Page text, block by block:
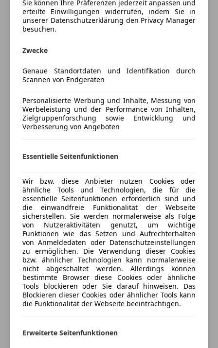
LED-Scheinwerfer
Müdigkeitswarnsystem
Servolenkung
Tagfahrlicht
Extras
Alufelgen
telefonische Auskünfte unter 03112/5011, 0664/125
93 83 - Hr. Robert Gollner, 0664/437 65 09 - Hr. Werner
Gstättner. www.autoseidl.at - über 300 Fahrzeuge
Mehr anzeigen
Versicherung
anpassen
Freischaden-Gutschein ab Stufe 0
Auto einfach online versichern & Rabatt holen
Jetzt berechnen
Verkäufer Händler
Autohaus Seidl GmbH
Sternebewertung 4.5 von 5
(89% Weiterempfehlungen)
Sie können Ihre Präferenzen jederzeit anpassen und
erteilte Einwilligungen widerrufen, indem Sie in
unserer Datenschutzerklärung den Privacy Manager
besuchen.
Zwecke
Genaue Standortdaten und Identifikation durch
Scannen von Endgeräten
Personalisierte Werbung und Inhalte, Messung von
Werbeleistung und der Performance von Inhalten,
Zielgruppenforschung sowie Entwicklung und
Verbesserung von Angeboten
Essentielle Seitenfunktionen
Wir bzw. diese Anbieter nutzen Cookies oder
ähnliche Tools und Technologien, die für die
essentielle Seitenfunktionen erforderlich sind und
die einwandfreie Funktionalität der Webseite
sicherstellen. Sie werden normalerweise als Folge
von Nutzeraktivitäten genutzt, um wichtige
Funktionen wie das Setzen und Aufrechterhalten
von Anmeldedaten oder Datenschutzeinstellungen
zu ermöglichen. Die Verwendung dieser Cookies
bzw. ähnlicher Technologien kann normalerweise
nicht abgeschaltet werden. Allerdings können
bestimmte Browser diese Cookies oder ähnliche
Tools blockieren oder Sie darauf hinweisen. Das
Blockieren dieser Cookies oder ähnlicher Tools kann
die Funktionalität der Webseite beeinträchtigen.
Erweiterte Seitenfunktionen